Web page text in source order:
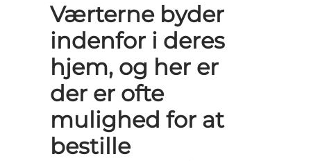
Værterne byder
indenfor i deres
hjem, og her er
der er ofte
mulighed for at
bestille